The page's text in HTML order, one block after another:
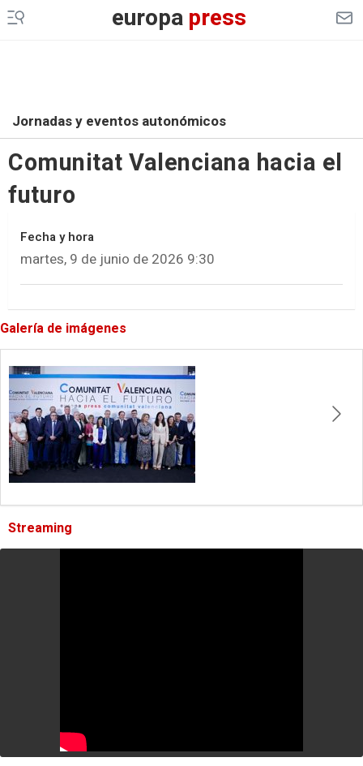
europapress
Jornadas y eventos autonómicos
Comunitat Valenciana hacia el
futuro
Fecha y hora
martes, 9 de junio de 2026 9:30
Galería de imágenes
Streaming